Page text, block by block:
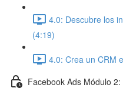
4.0: Descubre los
(4:19)
4.0: Crea un CRM
Facebook Ads Módulo